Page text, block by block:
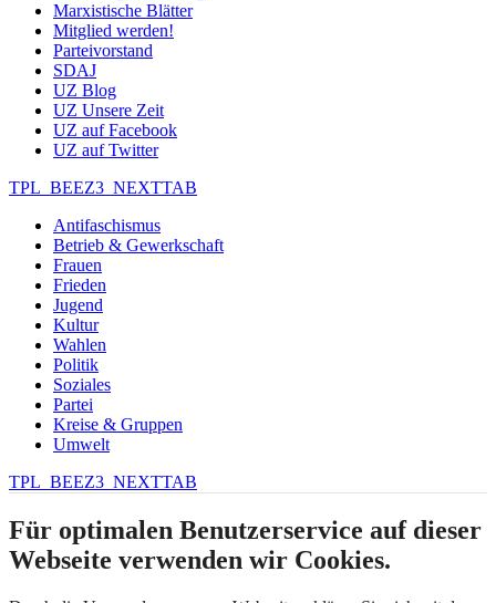
Marxistische Blätter
Mitglied werden!
Parteivorstand
SDAJ
UZ Blog
UZ Unsere Zeit
UZ auf Facebook
UZ auf Twitter
TPL_BEEZ3_NEXTTAB
Antifaschismus
Betrieb & Gewerkschaft
Frauen
Frieden
Jugend
Kultur
Wahlen
Politik
Soziales
Partei
Kreise & Gruppen
Umwelt
TPL_BEEZ3_NEXTTAB
Für optimalen Benutzerservice auf dieser
Webseite verwenden wir Cookies.